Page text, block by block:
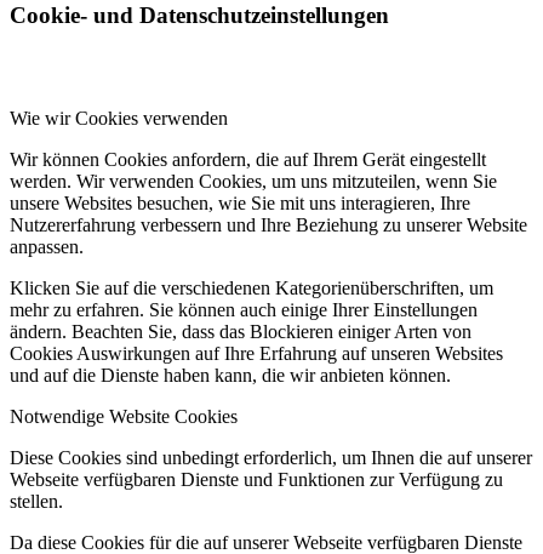
Cookie- und Datenschutzeinstellungen
Wie wir Cookies verwenden
Wir können Cookies anfordern, die auf Ihrem Gerät eingestellt
werden. Wir verwenden Cookies, um uns mitzuteilen, wenn Sie
unsere Websites besuchen, wie Sie mit uns interagieren, Ihre
Nutzererfahrung verbessern und Ihre Beziehung zu unserer Website
anpassen.
Klicken Sie auf die verschiedenen Kategorienüberschriften, um
mehr zu erfahren. Sie können auch einige Ihrer Einstellungen
ändern. Beachten Sie, dass das Blockieren einiger Arten von
Cookies Auswirkungen auf Ihre Erfahrung auf unseren Websites
und auf die Dienste haben kann, die wir anbieten können.
Notwendige Website Cookies
Diese Cookies sind unbedingt erforderlich, um Ihnen die auf unserer
Webseite verfügbaren Dienste und Funktionen zur Verfügung zu
stellen.
Da diese Cookies für die auf unserer Webseite verfügbaren Dienste